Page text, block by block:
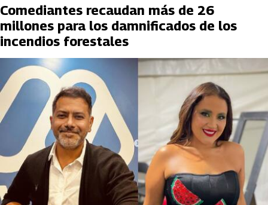
Comediantes recaudan más de 26
millones para los damnificados de los
incendios forestales